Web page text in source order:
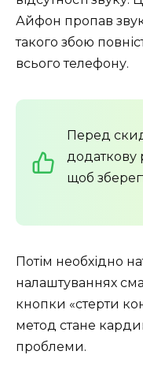
Айфон пропав звук
такого збою
всього телефону.
Перед
додаткову
щоб
Потім необхідно
налаштуваннях
кнопки «стерти
метод стане
проблеми.